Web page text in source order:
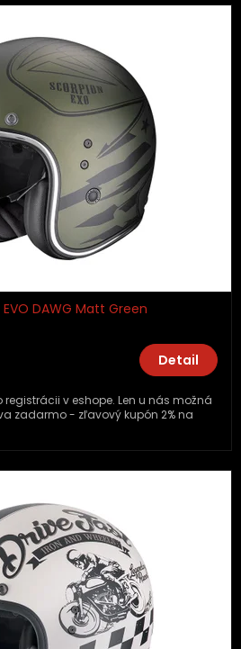
DAWG Matt Green
Detail
registrácii v eshope. Len u nás možná
zadarmo - zľavový kupón 2% na